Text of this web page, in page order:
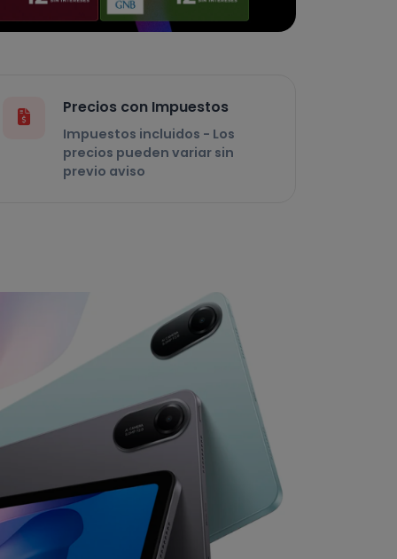
Precios con Impuestos
Impuestos incluidos - Los
precios pueden variar sin
previo aviso